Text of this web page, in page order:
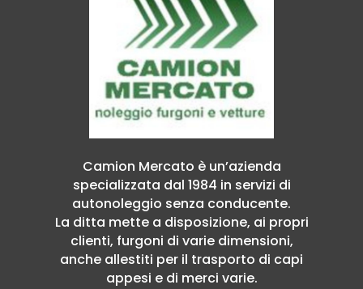
Camion Mercato è un’azienda
specializzata dal 1984 in servizi di
autonoleggio senza conducente.
La ditta mette a disposizione, ai propri
clienti, furgoni di varie dimensioni,
anche allestiti per il trasporto di capi
appesi e di merci varie.